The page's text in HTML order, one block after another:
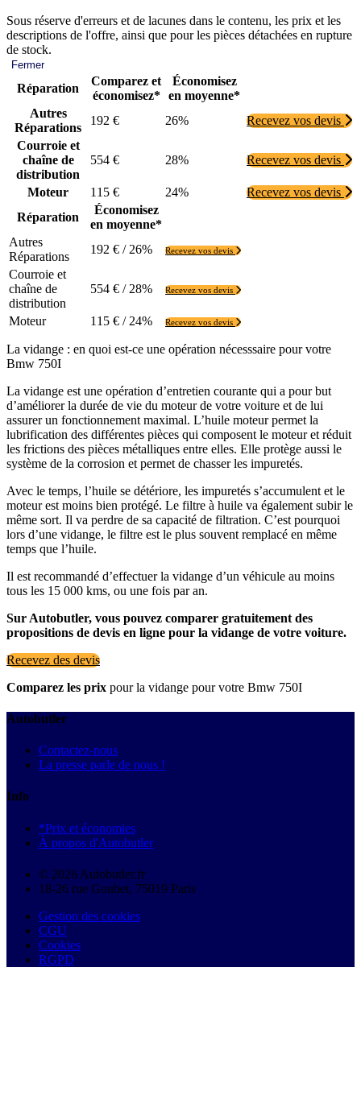
Sous réserve d'erreurs et de lacunes dans le contenu, les prix et les
descriptions de l'offre, ainsi que pour les pièces détachées en rupture
de stock.
Fermer
Réparation
Comparez et
économisez*
Économisez
en moyenne*
Autres
Réparations
192 € 26%
Recevez vos devis
Courroie et
chaîne de
distribution
554 € 28% Recevez vos devis
Moteur 115 € 24%
Recevez vos devis
Réparation
Économisez
en moyenne*
Autres
Réparations
192 € / 26% Recevez vos devis
Courroie et
chaîne de
distribution
554 € / 28% Recevez vos devis
Moteur 115 € / 24% Recevez vos devis
La vidange : en quoi est-ce une opération nécesssaire pour votre
Bmw 750I
La vidange est une opération d’entretien courante qui a pour but
d’améliorer la durée de vie du moteur de votre voiture et de lui
assurer un fonctionnement maximal. L’huile moteur permet la
lubrification des différentes pièces qui composent le moteur et réduit
les frictions des pièces métalliques entre elles. Elle protège aussi le
système de la corrosion et permet de chasser les impuretés.
Avec le temps, l’huile se détériore, les impuretés s’accumulent et le
moteur est moins bien protégé. Le filtre à huile va également subir le
même sort. Il va perdre de sa capacité de filtration. C’est pourquoi
lors d’une vidange, le filtre est le plus souvent remplacé en même
temps que l’huile.
Il est recommandé d’effectuer la vidange d’un véhicule au moins
tous les 15 000 kms, ou une fois par an.
Sur Autobutler, vous pouvez comparer gratuitement des
propositions de devis en ligne pour la vidange de votre voiture.
Recevez des devis
Comparez les prix pour la vidange pour votre Bmw 750I
Autobutler
Contactez-nous
La presse parle de nous !
Info
*Prix et économies
À propos d'Autobutler
© 2026 Autobutler.fr
18-26 rue Goubet, 75019 Paris
Gestion des cookies
CGU
Cookies
RGPD